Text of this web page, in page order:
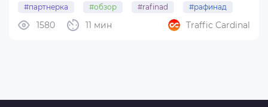
постоянное улучшение качества и
внедрение новых инструментов для
#партнерка #обзор #rafinad #рафинад
11 мин
1580 Traffic Cardinal